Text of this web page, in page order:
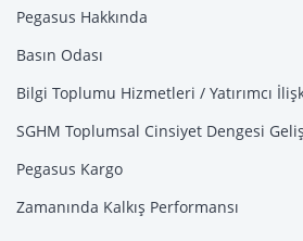
Pegasus Hakkında
Basın Odası
Bilgi Toplumu Hizmetleri / Yatırımcı
SGHM Toplumsal Cinsiyet Dengesi
Pegasus Kargo
Zamanında Kalkış Performansı